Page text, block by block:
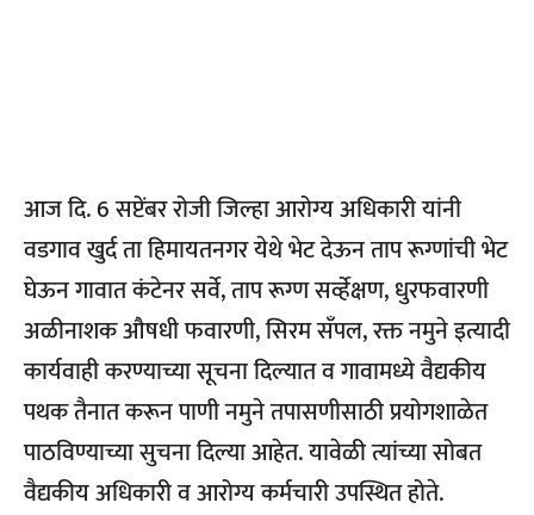
आज दि. 6 सप्टेंबर रोजी जिल्हा आरोग्य अधिकारी यांनी
वडगाव खुर्द ता हिमायतनगर येथे भेट देऊन ताप रूग्णांची भेट
घेऊन गावात कंटेनर सर्वे, ताप रूग्ण सर्व्हेक्षण, धुरफवारणी
अळीनाशक औषधी फवारणी, सिरम सॅंपल, रक्त नमुने इत्यादी
कार्यवाही करण्याच्या सूचना दिल्यात व गावामध्ये वैद्यकीय
पथक तैनात करून पाणी नमुने तपासणीसाठी प्रयोगशाळेत
पाठविण्याच्या सुचना दिल्या आहेत. यावेळी त्यांच्या सोबत
वैद्यकीय अधिकारी व आरोग्य कर्मचारी उपस्थित होते.